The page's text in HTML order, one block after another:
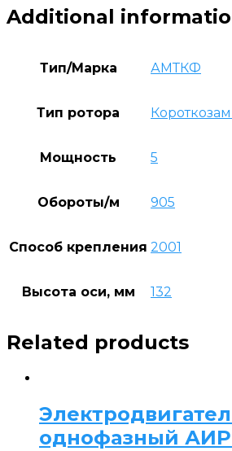
Additional
Тип/Марка АМТКФ
Тип ротора
Мощность 5
Обороты/м 905
Способ крепления 2001
Высота оси, мм 132
Related products
однофазный